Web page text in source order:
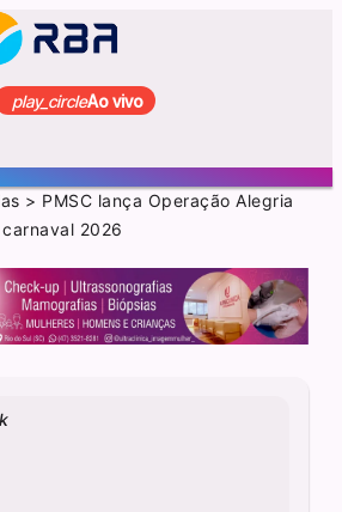
play_circleAo vivo
> PMSC lança Operação Alegria
2026